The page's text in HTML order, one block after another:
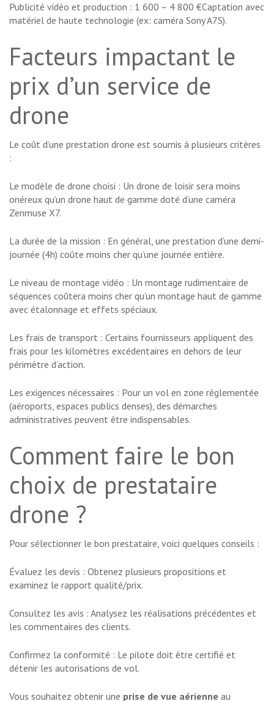
Publicité vidéo et production : 1 600 – 4 800 €Captation avec
matériel de haute technologie (ex: caméra Sony A7S).
Facteurs impactant le
prix d’un service de
drone
Le coût d’une prestation drone est soumis à plusieurs critères
:
Le modèle de drone choisi : Un drone de loisir sera moins
onéreux qu’un drone haut de gamme doté d’une caméra
Zenmuse X7.
La durée de la mission : En général, une prestation d’une demi-
journée (4h) coûte moins cher qu’une journée entière.
Le niveau de montage vidéo : Un montage rudimentaire de
séquences coûtera moins cher qu’un montage haut de gamme
avec étalonnage et effets spéciaux.
Les frais de transport : Certains fournisseurs appliquent des
frais pour les kilomètres excédentaires en dehors de leur
périmètre d’action.
Les exigences nécessaires : Pour un vol en zone réglementée
(aéroports, espaces publics denses), des démarches
administratives peuvent être indispensables.
Comment faire le bon
choix de prestataire
drone ?
Pour sélectionner le bon prestataire, voici quelques conseils :
Évaluez les devis : Obtenez plusieurs propositions et
examinez le rapport qualité/prix.
Consultez les avis : Analysez les réalisations précédentes et
les commentaires des clients.
Confirmez la conformité : Le pilote doit être certifié et
détenir les autorisations de vol.
Vous souhaitez obtenir une prise de vue aérienne au